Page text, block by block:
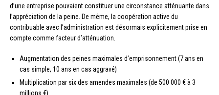
d’une entreprise pouvaient constituer une circonstance atténuante dans
l’appréciation de la peine. De même, la coopération active du
contribuable avec l’administration est désormais explicitement prise en
compte comme facteur d’atténuation.
Augmentation des peines maximales d’emprisonnement (7 ans en
cas simple, 10 ans en cas aggravé)
Multiplication par six des amendes maximales (de 500 000 € à 3
millions €)